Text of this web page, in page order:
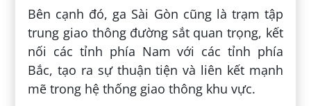
Bên cạnh đó, ga Sài Gòn cũng là trạm tập
trung giao thông đường sắt quan trọng, kết
nối các tỉnh phía Nam với các tỉnh phía
Bắc, tạo ra sự thuận tiện và liên kết mạnh
mẽ trong hệ thống giao thông khu vực.